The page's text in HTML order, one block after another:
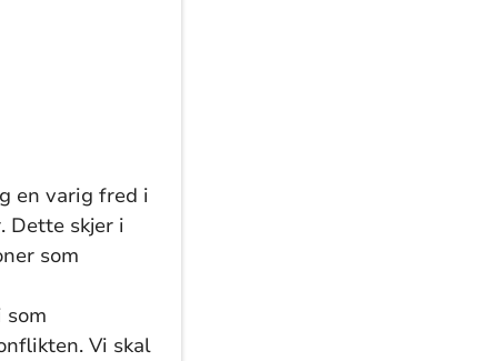
en varig fred i
Dette skjer i
som
som
Vi skal